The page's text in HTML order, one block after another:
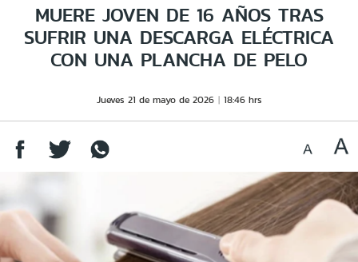
MUERE JOVEN DE 16 AÑOS TRAS
SUFRIR UNA DESCARGA ELÉCTRICA
CON UNA PLANCHA DE PELO
Jueves 21 de mayo de 2026 18:46 hrs